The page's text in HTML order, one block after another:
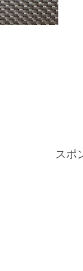
スポ